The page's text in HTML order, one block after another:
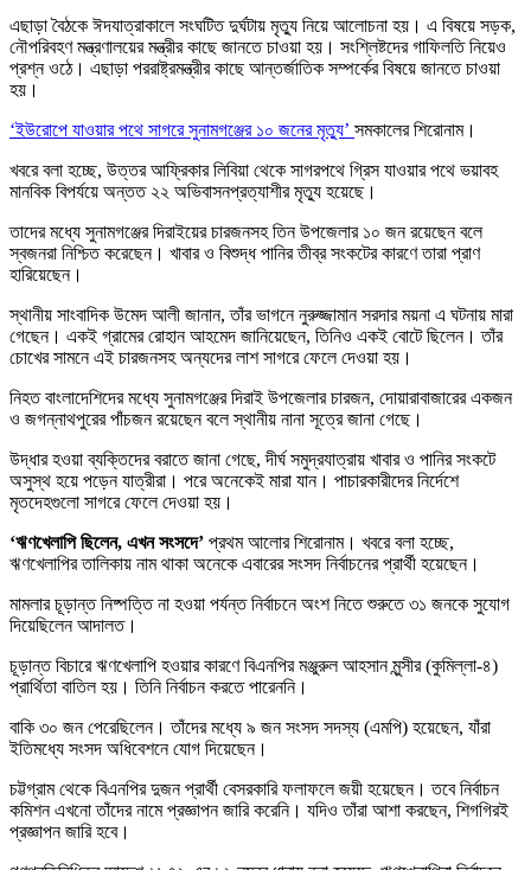
এছাড়া বৈঠকে ঈদযাত্রাকালে সংঘটিত দুর্ঘটায় মৃত্যু নিয়ে আলোচনা হয়। এ বিষয়ে সড়ক,
নৌপরিবহণ মন্ত্রণালয়ের মন্ত্রীর কাছে জানতে চাওয়া হয়। সংশ্লিষ্টদের গাফিলতি নিয়েও
প্রশ্ন ওঠে। এছাড়া পররাষ্ট্রমন্ত্রীর কাছে আন্তর্জাতিক সম্পর্কের বিষয়ে জানতে চাওয়া
হয়।
‘ইউরোপে যাওয়ার পথে সাগরে সুনামগঞ্জের ১০ জনের মৃত্যু’ সমকালের শিরোনাম।
খবরে বলা হচ্ছে, উত্তর আফ্রিকার লিবিয়া থেকে সাগরপথে গ্রিস যাওয়ার পথে ভয়াবহ
মানবিক বিপর্যয়ে অন্তত ২২ অভিবাসনপ্রত্যাশীর মৃত্যু হয়েছে।
তাদের মধ্যে সুনামগঞ্জের দিরাইয়ের চারজনসহ তিন উপজেলার ১০ জন রয়েছেন বলে
স্বজনরা নিশ্চিত করেছেন। খাবার ও বিশুদ্ধ পানির তীব্র সংকটের কারণে তারা প্রাণ
হারিয়েছেন।
স্থানীয় সাংবাদিক উমেদ আলী জানান, তাঁর ভাগনে নুরুজ্জামান সরদার ময়না এ ঘটনায় মারা
গেছেন। একই গ্রামের রোহান আহমেদ জানিয়েছেন, তিনিও একই বোটে ছিলেন। তাঁর
চোখের সামনে এই চারজনসহ অন্যদের লাশ সাগরে ফেলে দেওয়া হয়।
নিহত বাংলাদেশিদের মধ্যে সুনামগঞ্জের দিরাই উপজেলার চারজন, দোয়ারাবাজারের একজন
ও জগন্নাথপুরের পাঁচজন রয়েছেন বলে স্থানীয় নানা সূত্রে জানা গেছে।
উদ্ধার হওয়া ব্যক্তিদের বরাতে জানা গেছে, দীর্ঘ সমুদ্রযাত্রায় খাবার ও পানির সংকটে
অসুস্থ হয়ে পড়েন যাত্রীরা। পরে অনেকেই মারা যান। পাচারকারীদের নির্দেশে
মৃতদেহগুলো সাগরে ফেলে দেওয়া হয়।
‘ঋণখেলাপি ছিলেন, এখন সংসদে’ প্রথম আলোর শিরোনাম। খবরে বলা হচ্ছে,
ঋণখেলাপির তালিকায় নাম থাকা অনেকে এবারের সংসদ নির্বাচনের প্রার্থী হয়েছেন।
মামলার চূড়ান্ত নিষ্পত্তি না হওয়া পর্যন্ত নির্বাচনে অংশ নিতে শুরুতে ৩১ জনকে সুযোগ
দিয়েছিলেন আদালত।
চূড়ান্ত বিচারে ঋণখেলাপি হওয়ার কারণে বিএনপির মঞ্জুরুল আহসান মুন্সীর (কুমিল্লা-৪)
প্রার্থিতা বাতিল হয়। তিনি নির্বাচন করতে পারেননি।
বাকি ৩০ জন পেরেছিলেন। তাঁদের মধ্যে ৯ জন সংসদ সদস্য (এমপি) হয়েছেন, যাঁরা
ইতিমধ্যে সংসদ অধিবেশনে যোগ দিয়েছেন।
চট্টগ্রাম থেকে বিএনপির দুজন প্রার্থী বেসরকারি ফলাফলে জয়ী হয়েছেন। তবে নির্বাচন
কমিশন এখনো তাঁদের নামে প্রজ্ঞাপন জারি করেনি। যদিও তাঁরা আশা করছেন, শিগগিরই
প্রজ্ঞাপন জারি হবে।